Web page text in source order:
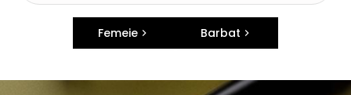
Femeie Barbat